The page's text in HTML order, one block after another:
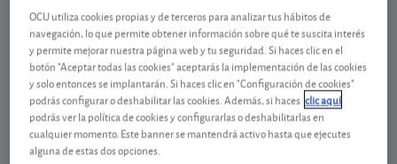
Contenido reservado a SOCIOS
Gestiona tu dinero con visión
experta
y consigue que cada euro trabaje
OCU utiliza cookies propias y de terceros para analizar tus hábitos de
navegación, lo que permite obtener información sobre qué te suscita interés
y permite mejorar nuestra página web y tu seguridad. Si haces clic en el
botón "Aceptar todas las cookies" aceptarás la implementación de las cookies
y solo entonces se implantarán. Si haces clic en "Configuración de cookies"
podrás configurar o deshabilitar las cookies. Además, si haces clic aquí
podrás ver la política de cookies y configurarlas o deshabilitarlas en
cualquier momento. Este banner se mantendrá activo hasta que ejecutes
alguna de estas dos opciones.